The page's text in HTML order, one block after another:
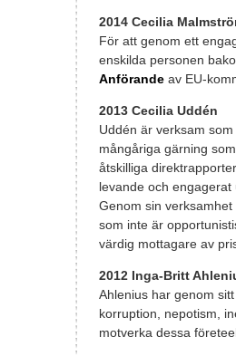
2014 Cecilia
För att genom ett
enskilda personen
Anförande av EU-
2013 Cecilia Uddén
Uddén är verksam
mångåriga gärning
åtskilliga
levande och
Genom sin
som inte är
värdig mottagare av
2012 Inga-Britt
Ahlenius har genom
korruption, nepotism,
motverka dessa